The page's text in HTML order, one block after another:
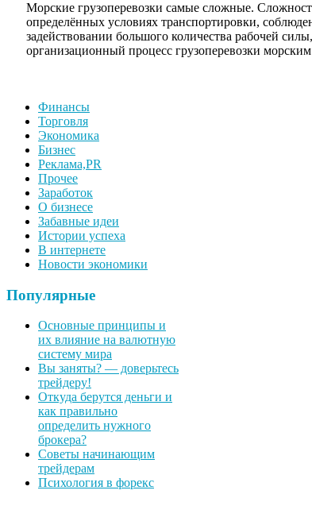
Морские грузоперевозки самые сложные.
определённых условиях транспортировки,
задействовании большого количества рабочей
организационный процесс грузоперевозки
Финансы
Торговля
Экономика
Бизнес
Реклама,PR
Прочее
Заработок
О бизнесе
Забавные идеи
Истории успеха
В интернете
Новости экономики
Популярные
Основные принципы и
их влияние на валютную
систему мира
Вы заняты? — доверьтесь
трейдеру!
Откуда берутся деньги и
как правильно
определить нужного
брокера?
Советы начинающим
трейдерам
Психология в форекс